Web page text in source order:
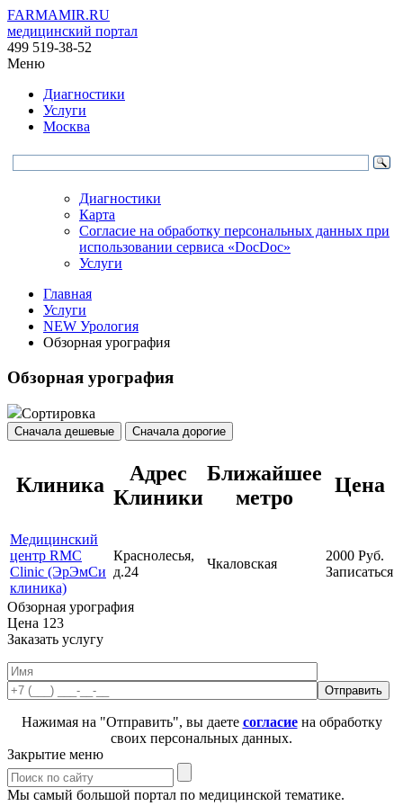
FARMAMIR.RU
медицинский портал
499 519-38-52
Меню
Диагностики
Услуги
Москва
Диагностики
Карта
Согласие на обработку персональных данных при
использовании сервиса «DocDoc»
Услуги
Главная
Услуги
NEW Урология
Обзорная урография
Обзорная урография
Сортировка
Сначала дешевые Сначала дорогие
Клиника
Адрес
Клиники
Ближайшее
метро
Цена
Медицинский
центр RMC
Clinic (ЭрЭмСи
клиника)
Краснолесья,
д.24
Чкаловская
2000 Руб.
Записаться
Обзорная урография
Цена 123
Заказать услугу
Нажимая на "Отправить", вы даете согласиена обработку
своих персональных данных.
Закрытие меню
Мы самый большой портал по медицинской тематике.